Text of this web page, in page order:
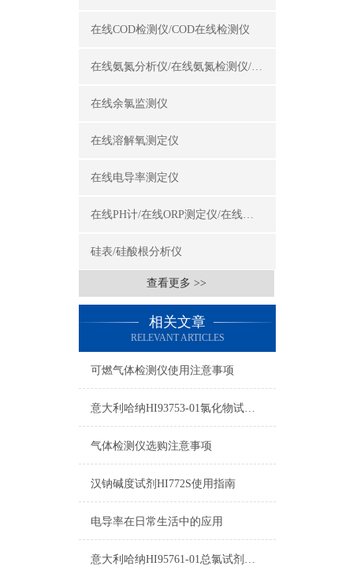
在线COD检测仪/COD在线检测仪
在线氨氮分析仪/在线氨氮检测仪/氨氮变送器
在线余氯监测仪
在线溶解氧测定仪
在线电导率测定仪
在线PH计/在线ORP测定仪/在线酸碱度计
硅表/硅酸根分析仪
查看更多 >>
相关文章
RELEVANT ARTICLES
可燃气体检测仪使用注意事项
意大利哈纳HI93753-01氯化物试剂测量范围及操作说明
气体检测仪选购注意事项
汉钠碱度试剂HI772S使用指南
电导率在日常生活中的应用
意大利哈纳HI95761-01总氯试剂测量范围及操作说明